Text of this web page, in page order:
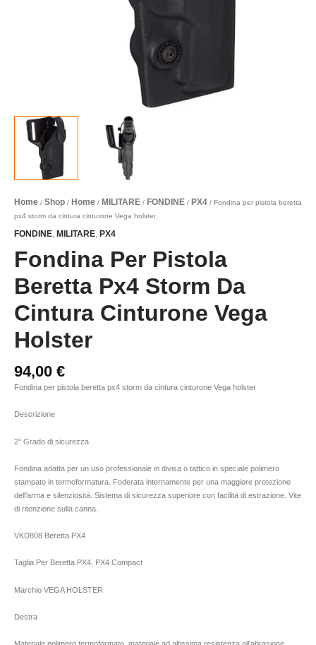
Home / Shop / Home / MILITARE / FONDINE / PX4 / Fondina per pistola beretta
px4 storm da cintura cinturone Vega holster
FONDINE MILITARE PX4
Fondina Per Pistola
Beretta Px4 Storm Da
Cintura Cinturone Vega
Holster
94,00 €
Fondina per pistola beretta px4 storm da cintura cinturone Vega holster
Descrizione
2° Grado di sicurezza
Fondina adatta per un uso professionale in divisa o tattico in speciale polimero
stampato in termoformatura. Foderata internamente per una maggiore protezione
dell’arma e silenziosità. Sistema di sicurezza superiore con facilità di estrazione. Vite
di ritenzione sulla canna.
VKD808 Beretta PX4
Taglia Per Beretta PX4, PX4 Compact
Marchio VEGA HOLSTER
Destra